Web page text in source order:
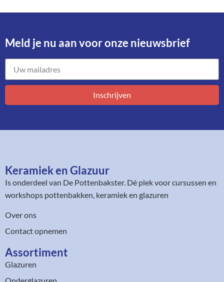
Meld je nu aan voor onze nieuwsbrief​
Inschrijven
Keramiek en Glazuur​
Is onderdeel van De Pottenbakster. Dé plek voor cursussen en
workshops pottenbakken, keramiek en glazuren
Over ons
Contact opnemen
Assortiment​
Glazuren
Onderglazuren